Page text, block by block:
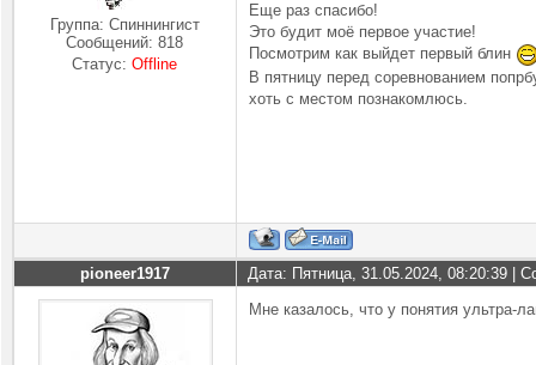
Группа: Спиннингист
Сообщений:818
Статус:Offline
Еще раз спасибо!
Это будит моё первое участие!
Посмотрим как выйдет первый блин
В пятницу перед соревнованием
хоть с местом познакомлюсь.
pioneer1917 Дата: Пятница, 31.05.2024, 08:20:39 |
Мне казалось, что у понятия ультра-